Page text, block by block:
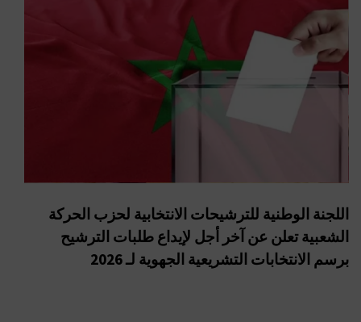
اللجنة الوطنية للترشيحات الانتخابية لحزب الحركة
الشعبية تعلن عن آخر أجل لإيداع طلبات الترشيح
برسم الانتخابات التشريعية الجهوية لـ 2026